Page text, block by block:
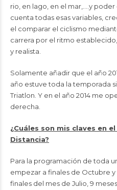
rio, en lago, en el mar,….y
cuenta todas esas variables,
el comparar el ciclismo
carrera por el ritmo
y realista.
Solamente añadir que el año
año estuve toda la temporada
Triatlon. Y en el año 2014 me
derecha.
¿Cuáles son mis claves en
Distancia?
Para la programación de toda
empezar a finales de Octubre y
finales del mes de Julio, 9